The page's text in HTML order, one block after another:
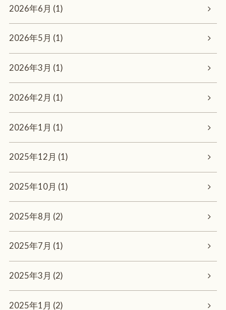
2026年6月 (1)
2026年5月 (1)
2026年3月 (1)
2026年2月 (1)
2026年1月 (1)
2025年12月 (1)
2025年10月 (1)
2025年8月 (2)
2025年7月 (1)
2025年3月 (2)
2025年1月 (2)